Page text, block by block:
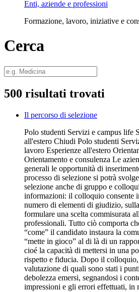
Enti, aziende e professioni
Formazione, lavoro, iniziative e
Cerca
500 risultati trovati
Il percorso di selezione
Polo studenti Servizi e campus life
all'estero Chiudi Polo studenti
lavoro Esperienze all'estero
Orientamento e consulenza Le
generali le opportunità di
processo di selezione si potrà
selezione anche di gruppo e
informazioni: il colloquio consente
numero di elementi di giudizio,
formulare una scelta commisurata
professionali. Tutto ciò comporta
“come” il candidato instaura la
“mette in gioco” al di là di un
cioé la capacità di mettersi in una
rispetto e fiducia. Dopo il colloquio,
valutazione di quali sono stati i
debolezza emersi, segnandosi i
impressioni e gli errori effettuati, in